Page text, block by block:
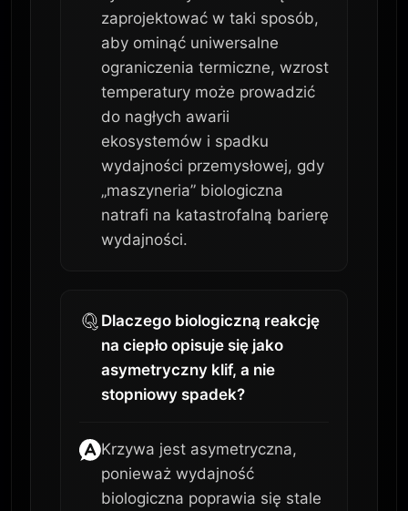
zaprojektować w taki sposób,
aby ominąć uniwersalne
ograniczenia termiczne, wzrost
temperatury może prowadzić
do nagłych awarii
ekosystemów i spadku
wydajności przemysłowej, gdy
„maszyneria” biologiczna
natrafi na katastrofalną barierę
wydajności.
Dlaczego biologiczną reakcję
na ciepło opisuje się jako
asymetryczny klif, a nie
stopniowy spadek?
Krzywa jest asymetryczna,
ponieważ wydajność
biologiczna poprawia się stale